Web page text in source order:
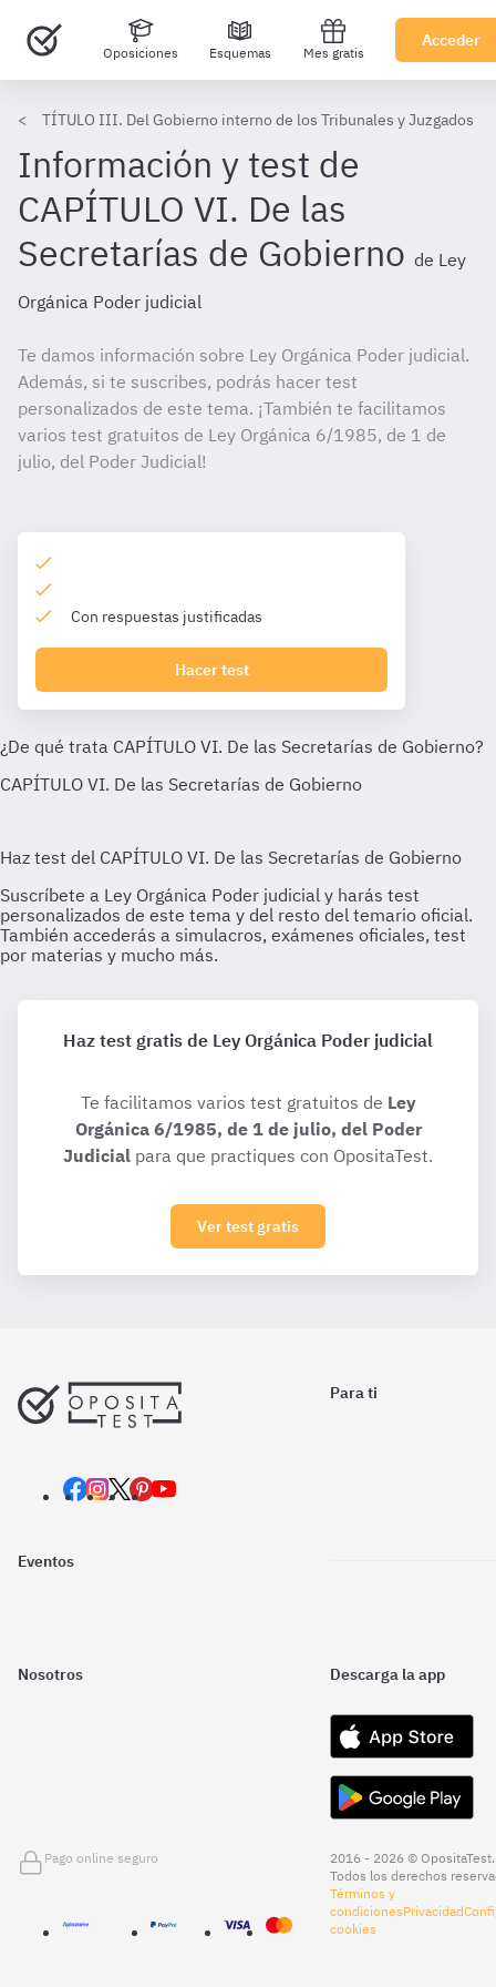
Oposiciones Esquemas Mes gratis
Acceder
TÍTULO III. Del Gobierno interno de los Tribunales y Juzgados
Información y test de
CAPÍTULO VI. De las
Secretarías de Gobierno de Ley
Orgánica Poder judicial
Te damos información sobre Ley Orgánica Poder judicial.
Además, si te suscribes, podrás hacer test
personalizados de este tema. ¡También te facilitamos
varios test gratuitos de Ley Orgánica 6/1985, de 1 de
julio, del Poder Judicial!
Con respuestas justificadas
Hacer test
Haz test gratis de Ley Orgánica Poder judicial
Te facilitamos varios test gratuitos de Ley
Orgánica 6/1985, de 1 de julio, del Poder
Judicial para que practiques con OpositaTest.
Ver test gratis
Para ti
Eventos
Nosotros Descarga la app
Pago online seguro
2016 - 2026 © OpositaTest.
Todos los derechos
Términos y
condicionesPrivacidad
cookies